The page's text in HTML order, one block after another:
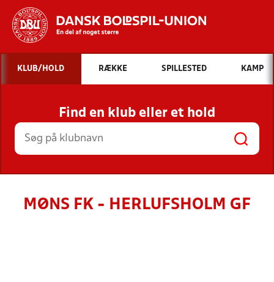
Hvad vil du søge efter?
INDHOLD OG NYHEDER
STILLINGER, RESULTATER, KLUBBER OG
HOLD
KLUB/HOLD RÆKKE SPILLESTED KAMP
Find en klub eller et hold
MØNS FK - HERLUFSHOLM GF